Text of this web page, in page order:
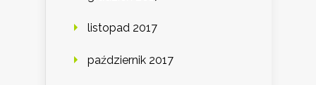
listopad 2017
październik 2017